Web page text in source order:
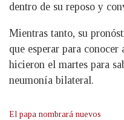
dentro de su reposo y
Mientras tanto, su
que esperar para
hicieron el martes para
neumonía bilateral.
El papa nombrará nuevos